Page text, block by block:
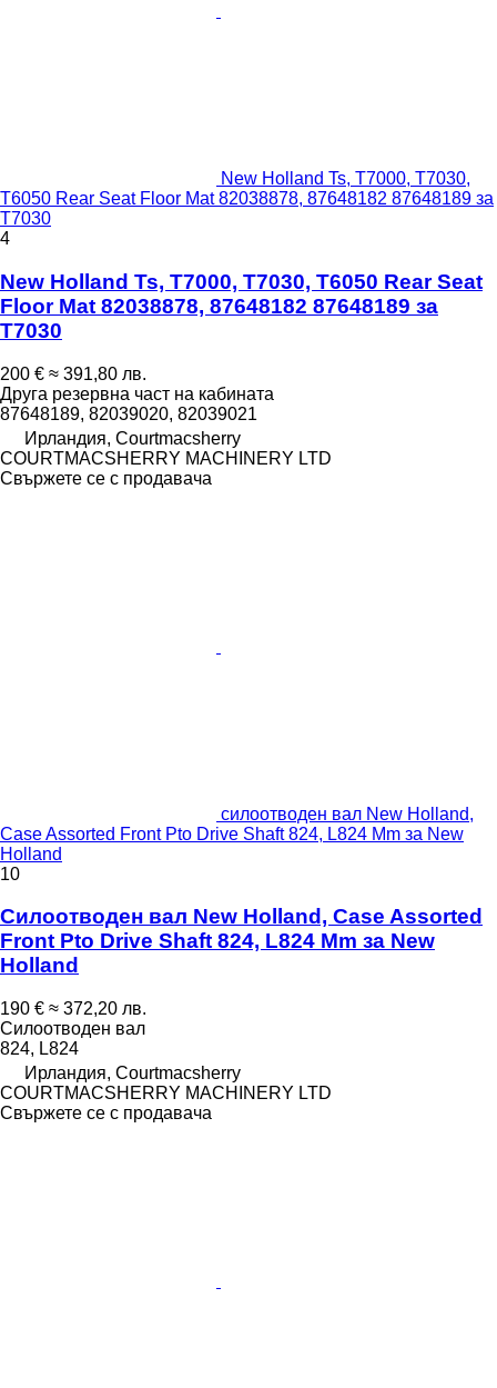
New Holland Ts, T7000, T7030,
T6050 Rear Seat Floor Mat 82038878, 87648182 87648189 за
T7030
4
New Holland Ts, T7000, T7030, T6050 Rear Seat
Floor Mat 82038878, 87648182 87648189 за
T7030
200 € ≈ 391,80 лв.
Друга резервна част на кабината
87648189, 82039020, 82039021
Ирландия, Courtmacsherry
COURTMACSHERRY MACHINERY LTD
Свържете се с продавача
силоотводен вал New Holland,
Case Assorted Front Pto Drive Shaft 824, L824 Mm за New
Holland
10
Силоотводен вал New Holland, Case Assorted
Front Pto Drive Shaft 824, L824 Mm за New
Holland
190 € ≈ 372,20 лв.
Силоотводен вал
824, L824
Ирландия, Courtmacsherry
COURTMACSHERRY MACHINERY LTD
Свържете се с продавача